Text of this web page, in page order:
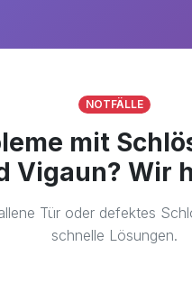
NOTFÄLLE
mit
Vigaun? Wir
Tür oder defektes
schnelle Lösungen.